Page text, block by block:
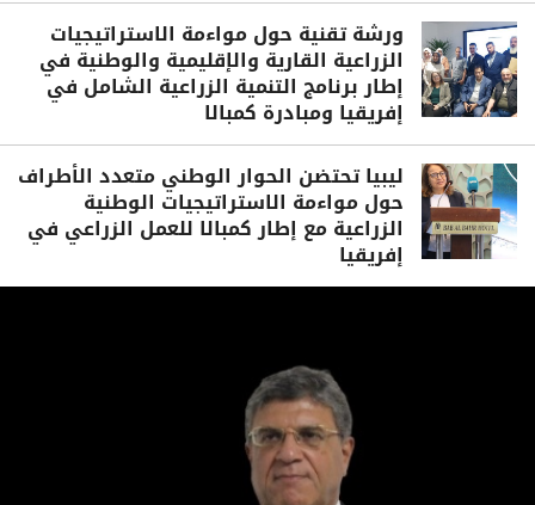
ورشة تقنية حول مواءمة الاستراتيجيات
الزراعية القارية والإقليمية والوطنية في
إطار برنامج التنمية الزراعية الشامل في
إفريقيا ومبادرة كمبالا
ليبيا تحتضن الحوار الوطني متعدد الأطراف
حول مواءمة الاستراتيجيات الوطنية
الزراعية مع إطار كمبالا للعمل الزراعي في
إفريقيا